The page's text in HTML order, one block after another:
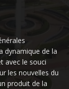
dynamique de la
avec le souci
les nouvelles du
produit de la